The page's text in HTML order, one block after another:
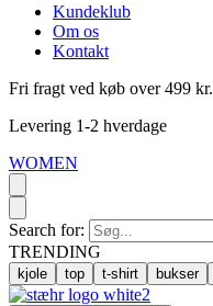
Kundeklub
Om os
Kontakt
Fri fragt ved køb over 499 kr.
Levering 1-2 hverdage
WOMEN
Search for:
TRENDING
kjole top t-shirt bukser